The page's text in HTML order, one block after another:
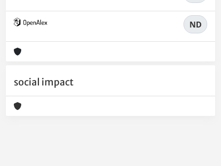
ND
social impact